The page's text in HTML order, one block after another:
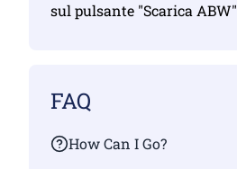
sul pulsante "Scarica ABW"
FAQ
How Can I Go?